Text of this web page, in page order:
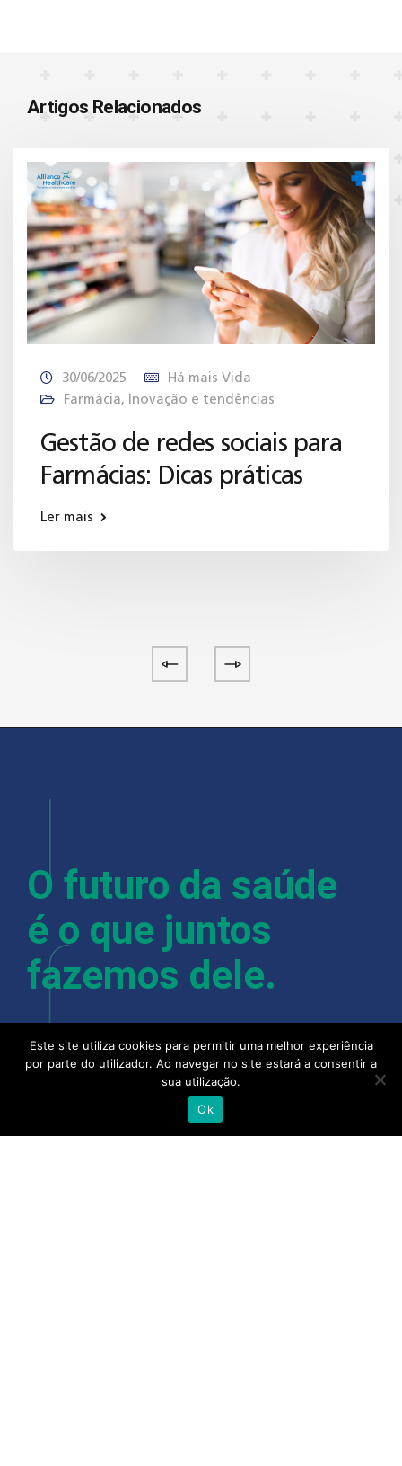
Artigos Relacionados
30/06/2025
Há mais Vida
Farmácia, Inovação e tendências
Gestão de redes sociais para
Farmácias: Dicas práticas
Ler mais
O futuro da saúde
é o que juntos
fazemos dele.
Com mais de 400 colaboradores, instalações em
Lisboa, Porto, Almancil, Castelo Branco, Açores e
Madeira, a Alliance Healthcare e as suas pessoas
acreditam que quando se junta a experiência,
talento e competência de todo o setor, camos
Este site utiliza cookies para permitir uma melhor experiência
por parte do utilizador. Ao navegar no site estará a consentir a
sua utilização.
Ok